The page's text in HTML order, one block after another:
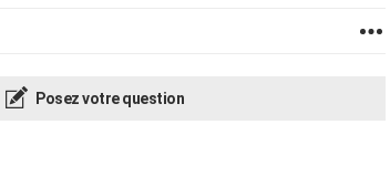
Posez votre question